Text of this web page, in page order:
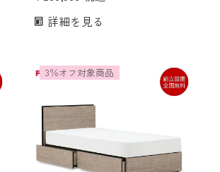
ト マットレス付 ベット 収納付き
詳細を見る
3％オフ対象商品